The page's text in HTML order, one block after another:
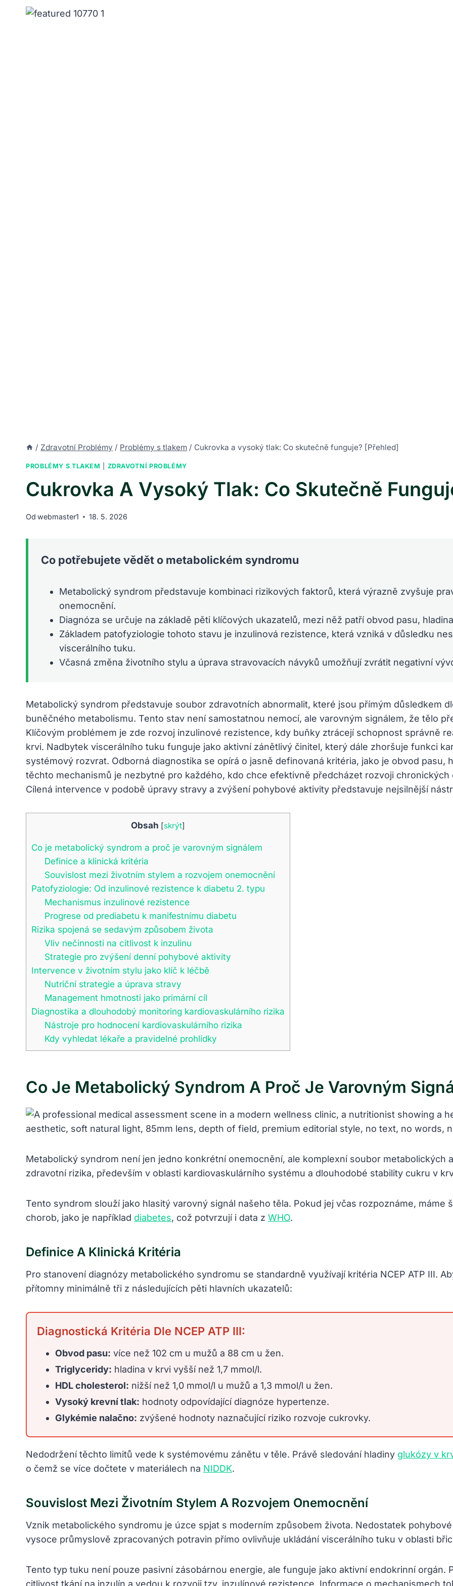
/ Zdravotní Problémy / Problémy s tlakem / Cukrovka a vysoký tlak: Co skutečně funguje? [Přehled]
PROBLÉMY S TLAKEM ZDRAVOTNÍ PROBLÉMY
Cukrovka A Vysoký Tlak: Co Skutečně
Od webmaster1 18. 5. 2026
Co potřebujete vědět o metabolickém syndromu
Metabolický syndrom představuje kombinaci rizikových faktorů, která výrazně zvyšuje
onemocnění.
Diagnóza se určuje na základě pěti klíčových ukazatelů, mezi něž patří obvod pasu,
Základem patofyziologie tohoto stavu je inzulinová rezistence, která vzniká v důsledku
viscerálního tuku.
Včasná změna životního stylu a úprava stravovacích návyků umožňují zvrátit negativní
Metabolický syndrom představuje soubor zdravotních abnormalit, které jsou přímým důsledkem
buněčného metabolismu. Tento stav není samostatnou nemocí, ale varovným signálem, že tělo
Klíčovým problémem je zde rozvoj inzulinové rezistence, kdy buňky ztrácejí schopnost správně
krvi. Nadbytek viscerálního tuku funguje jako aktivní zánětlivý činitel, který dále zhoršuje funkci
systémový rozvrat. Odborná diagnostika se opírá o jasně definovaná kritéria, jako je obvod pasu,
těchto mechanismů je nezbytné pro každého, kdo chce efektivně předcházet rozvoji
Cílená intervence v podobě úpravy stravy a zvýšení pohybové aktivity představuje nejsilnější
Obsah [skrýt]
Co je metabolický syndrom a proč je varovným signálem
Definice a klinická kritéria
Souvislost mezi životním stylem a rozvojem onemocnění
Patofyziologie: Od inzulinové rezistence k diabetu 2. typu
Mechanismus inzulinové rezistence
Progrese od prediabetu k manifestnímu diabetu
Rizika spojená se sedavým způsobem života
Vliv nečinnosti na citlivost k inzulinu
Strategie pro zvýšení denní pohybové aktivity
Intervence v životním stylu jako klíč k léčbě
Nutriční strategie a úprava stravy
Management hmotnosti jako primární cíl
Diagnostika a dlouhodobý monitoring kardiovaskulárního rizika
Nástroje pro hodnocení kardiovaskulárního rizika
Kdy vyhledat lékaře a pravidelné prohlídky
Co Je Metabolický Syndrom A Proč Je Varovným
Metabolický syndrom není jen jedno konkrétní onemocnění, ale komplexní soubor metabolických
zdravotní rizika, především v oblasti kardiovaskulárního systému a dlouhodobé stability cukru v
Tento syndrom slouží jako hlasitý varovný signál našeho těla. Pokud jej včas rozpoznáme,
chorob, jako je například diabetes, což potvrzují i data z WHO.
Definice A Klinická Kritéria
Pro stanovení diagnózy metabolického syndromu se standardně využívají kritéria NCEP ATP III.
přítomny minimálně tři z následujících pěti hlavních ukazatelů:
Diagnostická Kritéria Dle NCEP ATP III:
Obvod pasu: více než 102 cm u mužů a 88 cm u žen.
Triglyceridy: hladina v krvi vyšší než 1,7 mmol/l.
HDL cholesterol: nižší než 1,0 mmol/l u mužů a 1,3 mmol/l u žen.
Vysoký krevní tlak: hodnoty odpovídající diagnóze hypertenze.
Glykémie nalačno: zvýšené hodnoty naznačující riziko rozvoje cukrovky.
Nedodržení těchto limitů vede k systémovému zánětu v těle. Právě sledování hladiny glukózy v
o čemž se více dočtete v materiálech na NIDDK.
Souvislost Mezi Životním Stylem A Rozvojem Onemocnění
Vznik metabolického syndromu je úzce spjat s moderním způsobem života. Nedostatek
vysoce průmyslově zpracovaných potravin přímo ovlivňuje ukládání viscerálního tuku v oblasti
Tento typ tuku není pouze pasivní zásobárnou energie, ale funguje jako aktivní endokrinní orgán.
citlivost tkání na inzulín a vedou k rozvoji tzv. inzulínové rezistence. Informace o mechanismech